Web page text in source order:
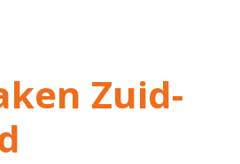
Zuid-